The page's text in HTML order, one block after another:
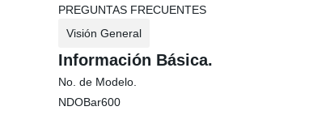
PREGUNTAS FRECUENTES
Visión General
Información Básica.
No. de Modelo.
NDOBar600